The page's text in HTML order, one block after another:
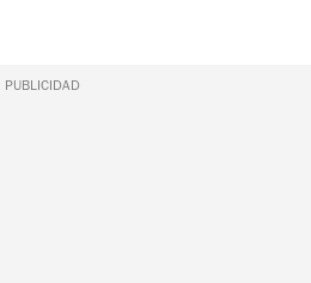
PUBLICIDAD